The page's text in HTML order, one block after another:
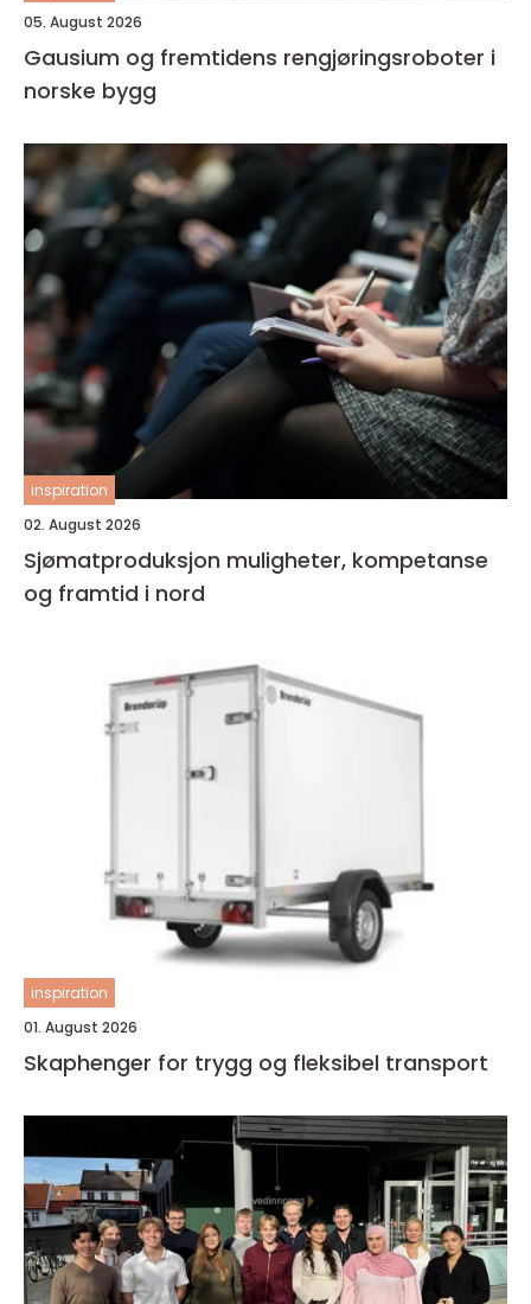
05. August 2026
Gausium og fremtidens rengjøringsroboter i
norske bygg
inspiration
02. August 2026
Sjømatproduksjon muligheter, kompetanse
og framtid i nord
inspiration
01. August 2026
Skaphenger for trygg og fleksibel transport